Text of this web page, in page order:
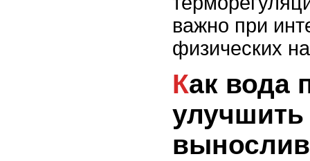
важно при
физических
Как вода помогает